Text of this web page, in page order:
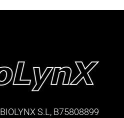
BIOLYNX S.L, B75808899